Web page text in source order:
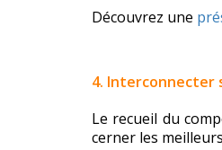
Découvrez une
4. Interconnecter
Le recueil du
cerner les